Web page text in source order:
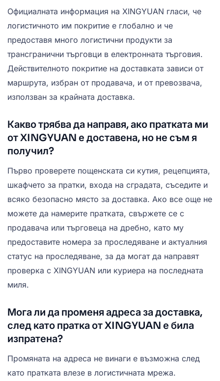
Официалната информация на XINGYUAN гласи, че
логистичното им покритие е глобално и че
предоставя много логистични продукти за
трансгранични търговци в електронната търговия.
Действителното покритие на доставката зависи от
маршрута, избран от продавача, и от превозвача,
използван за крайната доставка.
Какво трябва да направя, ако пратката ми
от XINGYUAN е доставена, но не съм я
получил?
Първо проверете пощенската си кутия, рецепцията,
шкафчето за пратки, входа на сградата, съседите и
всяко безопасно място за доставка. Ако все още не
можете да намерите пратката, свържете се с
продавача или търговеца на дребно, като му
предоставите номера за проследяване и актуалния
статус на проследяване, за да могат да направят
проверка с XINGYUAN или куриера на последната
миля.
Мога ли да променя адреса за доставка,
след като пратка от XINGYUAN е била
изпратена?
Промяната на адреса не винаги е възможна след
като пратката влезе в логистичната мрежа.